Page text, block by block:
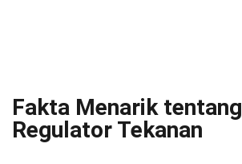
Fakta Menarik tentang
Regulator Tekanan